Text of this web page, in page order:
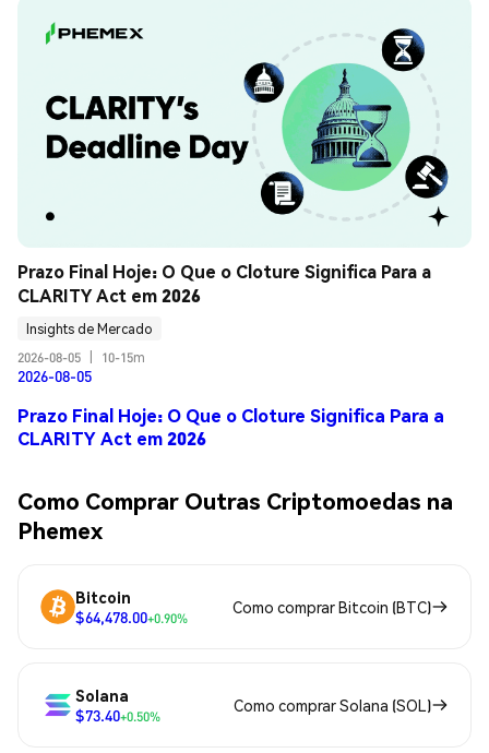
Prazo Final Hoje: O Que o Cloture Significa Para a
CLARITY Act em 2026
Insights de Mercado
2026-08-05
10-15m
2026-08-05
Prazo Final Hoje: O Que o Cloture Significa Para a
CLARITY Act em 2026
Como Comprar Outras Criptomoedas na
Phemex
Bitcoin
$64,478.00+0.90%
Como comprar Bitcoin (BTC)
Solana
$73.40+0.50%
Como comprar Solana (SOL)